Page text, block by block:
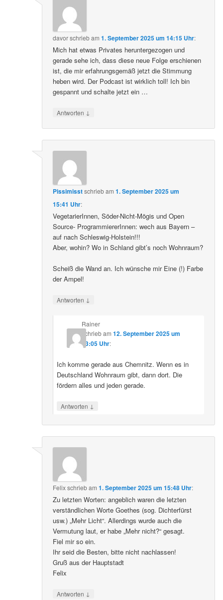
davorschriebam1. September 2025 um 14:15 Uhr:
Mich hat etwas Privates heruntergezogen und
gerade sehe ich, dass diese neue Folge erschienen
ist, die mir erfahrungsgemäß jetzt die Stimmung
heben wird. Der Podcast ist wirklich toll! Ich bin
gespannt und schalte jetzt ein …
Antworten ↓
Pissimisstschriebam1. September 2025 um
15:41 Uhr:
VegetarierInnen, Söder-Nicht-Mögis und Open
Source- ProgrammiererInnen: wech aus Bayern –
auf nach Schleswig-Holstein!!!
Aber, wohin? Wo in Schland gibt’s noch Wohnraum?
Scheiß die Wand an. Ich wünsche mir Eine (!) Farbe
der Ampel!
Antworten ↓
Rainer
schriebam 12. September 2025 um
23:05 Uhr:
Ich komme gerade aus Chemnitz. Wenn es in
Deutschland Wohnraum gibt, dann dort. Die
fördern alles und jeden gerade.
Antworten ↓
Felixschriebam1. September 2025 um 15:48 Uhr:
Zu letzten Worten: angeblich waren die letzten
verständlichen Worte Goethes (sog. Dichterfürst
usw.) „Mehr Licht“. Allerdings wurde auch die
Vermutung laut, er habe „Mehr nicht?“ gesagt.
Fiel mir so ein.
Ihr seid die Besten, bitte nicht nachlassen!
Gruß aus der Hauptstadt
Felix
Antworten ↓